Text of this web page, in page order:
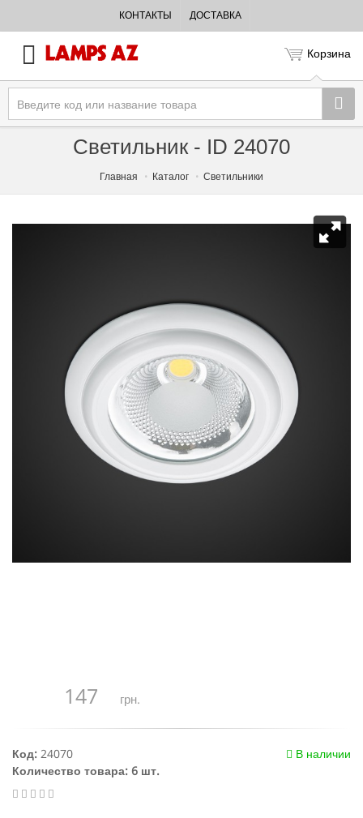
КОНТАКТЫ ДОСТАВКА
Корзина
Светильник - ID 24070
Главная Каталог Светильники
147 грн.
В наличии
Код: 24070
Количество товара: 6 шт.